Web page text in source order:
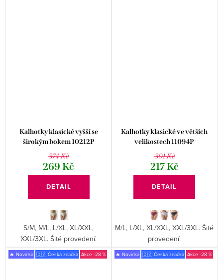
Kalhotky klasické vyšší se
širokým bokem 10212P
374 Kč
269 Kč
DETAIL
S/M, M/L, L/XL, XL/XXL,
XXL/3XL. Šité provedení.
Kalhotky klasické ve větších
velikostech 11094P
301 Kč
217 Kč
DETAIL
M/L, L/XL, XL/XXL, XXL/3XL. Šité
provedení.
🔥 Novinka 🇨🇿 Česká značka -28 % 🔥 Novinka 🇨🇿 Česká značka -28 %